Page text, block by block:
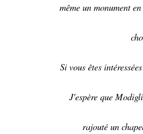
même un monument
Si vous êtes
J'espère que
rajouté un